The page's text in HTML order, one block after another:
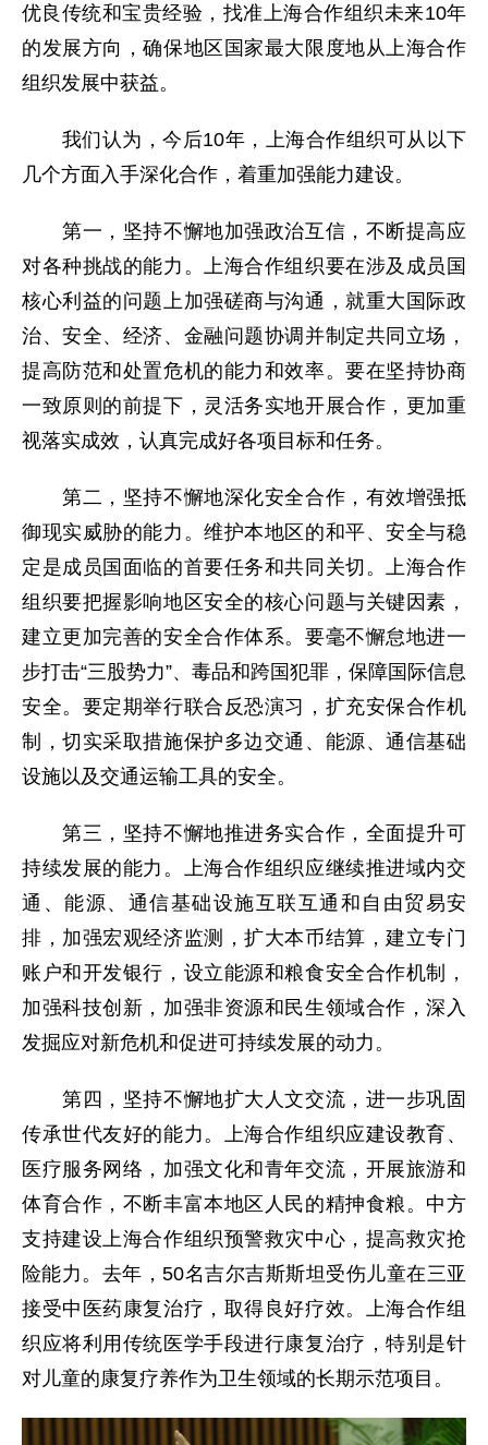
优良传统和宝贵经验，找准上海合作组织未来10年
的发展方向，确保地区国家最大限度地从上海合作
组织发展中获益。
我们认为，今后10年，上海合作组织可从以下
几个方面入手深化合作，着重加强能力建设。
第一，坚持不懈地加强政治互信，不断提高应
对各种挑战的能力。上海合作组织要在涉及成员国
核心利益的问题上加强磋商与沟通，就重大国际政
治、安全、经济、金融问题协调并制定共同立场，
提高防范和处置危机的能力和效率。要在坚持协商
一致原则的前提下，灵活务实地开展合作，更加重
视落实成效，认真完成好各项目标和任务。
第二，坚持不懈地深化安全合作，有效增强抵
御现实威胁的能力。维护本地区的和平、安全与稳
定是成员国面临的首要任务和共同关切。上海合作
组织要把握影响地区安全的核心问题与关键因素，
建立更加完善的安全合作体系。要毫不懈怠地进一
步打击“三股势力”、毒品和跨国犯罪，保障国际信息
安全。要定期举行联合反恐演习，扩充安保合作机
制，切实采取措施保护多边交通、能源、通信基础
设施以及交通运输工具的安全。
第三，坚持不懈地推进务实合作，全面提升可
持续发展的能力。上海合作组织应继续推进域内交
通、能源、通信基础设施互联互通和自由贸易安
排，加强宏观经济监测，扩大本币结算，建立专门
账户和开发银行，设立能源和粮食安全合作机制，
加强科技创新，加强非资源和民生领域合作，深入
发掘应对新危机和促进可持续发展的动力。
第四，坚持不懈地扩大人文交流，进一步巩固
传承世代友好的能力。上海合作组织应建设教育、
医疗服务网络，加强文化和青年交流，开展旅游和
体育合作，不断丰富本地区人民的精抻食粮。中方
支持建设上海合作组织预警救灾中心，提高救灾抢
险能力。去年，50名吉尔吉斯斯坦受伤儿童在三亚
接受中医药康复治疗，取得良好疗效。上海合作组
织应将利用传统医学手段进行康复治疗，特别是针
对儿童的康复疗养作为卫生领域的长期示范项目。